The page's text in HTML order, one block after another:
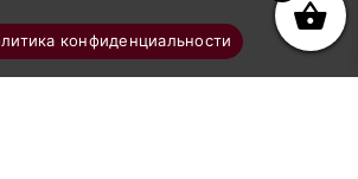
конфиденциальности